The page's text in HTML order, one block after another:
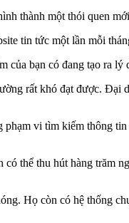
thành một thói quen
tin tức một lần mỗi
của bạn có đang tạo ra
rất khó đạt được.
vi tìm kiếm thông
thể thu hút hàng trăm
Họ còn có hệ thống